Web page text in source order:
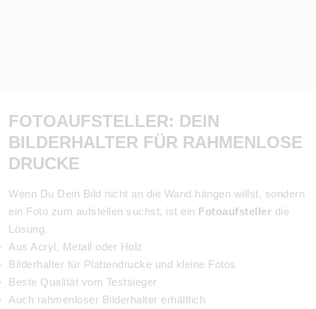
FOTOAUFSTELLER: DEIN
BILDERHALTER FÜR RAHMENLOSE
DRUCKE
Wenn Du Dein Bild nicht an die Wand hängen willst, sondern
ein Foto zum aufstellen suchst, ist ein Fotoaufsteller die
Lösung.
Aus Acryl, Metall oder Holz
Bilderhalter für Plattendrucke und kleine Fotos
Beste Qualität vom Testsieger
Auch rahmenloser Bilderhalter erhältlich